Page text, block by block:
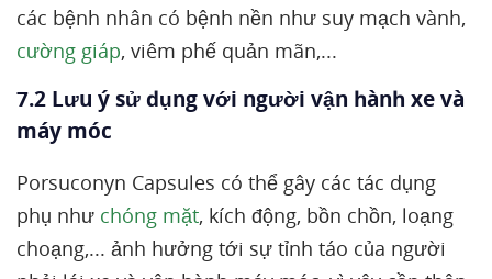
các bệnh nhân có bệnh nền như suy mạch vành,
cường giáp, viêm phế quản mãn,...
7.2 Lưu ý sử dụng với người vận hành xe và
máy móc
Porsuconyn Capsules có thể gây các tác dụng
phụ như chóng mặt, kích động, bồn chồn, loạng
choạng,... ảnh hưởng tới sự tỉnh táo của người